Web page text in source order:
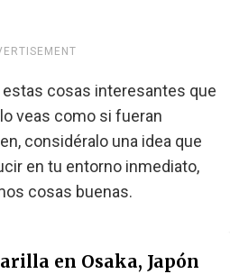
estas cosas interesantes que
veas como si fueran
considéralo una idea que
en tu entorno inmediato,
cosas buenas.
en Osaka, Japón